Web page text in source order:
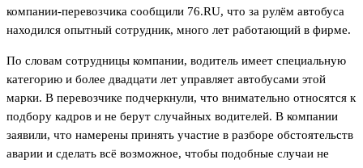
компании-перевозчика сообщили 76.RU, что за рулём автобуса
находился опытный сотрудник, много лет работающий в фирме.
По словам сотрудницы компании, водитель имеет специальную
категорию и более двадцати лет управляет автобусами этой
марки. В перевозчике подчеркнули, что внимательно относятся к
подбору кадров и не берут случайных водителей. В компании
заявили, что намерены принять участие в разборе обстоятельств
аварии и сделать всё возможное, чтобы подобные случаи не